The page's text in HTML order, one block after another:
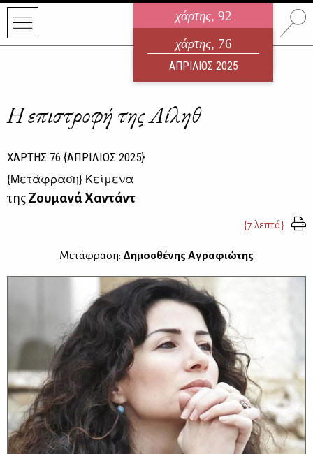
χάρτης, 92
ηλεκτρονικό περιοδικό
ΑΥΓΟΥΣΤΟΣ 2026
χάρτης, 76
ΑΠΡΙΛΙΟΣ 2025
Η επιστροφή της Λίληθ
ΧΑΡΤΗΣ 76 {ΑΠΡΙΛΙΟΣ 2025}
{Μετάφραση} Κείμενα
τηςΖουμανά Χαντάντ
{7 λεπτά}
Μετάφραση: Δημοσθένης Αγραφιώτης